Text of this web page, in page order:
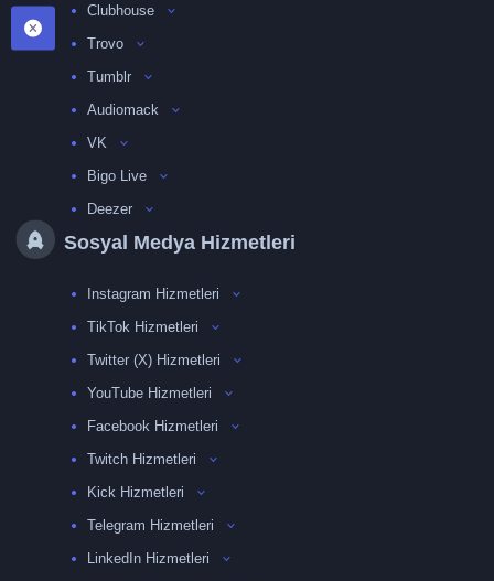
Clubhouse
Trovo
Tumblr
Audiomack
VK
Bigo Live
Deezer
Sosyal Medya Hizmetleri
Instagram Hizmetleri
TikTok Hizmetleri
Twitter (X) Hizmetleri
YouTube Hizmetleri
Facebook Hizmetleri
Twitch Hizmetleri
Kick Hizmetleri
Telegram Hizmetleri
LinkedIn Hizmetleri